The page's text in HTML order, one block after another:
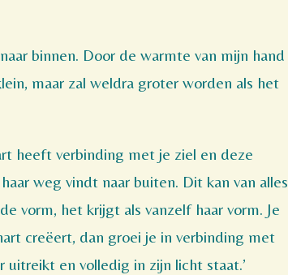
binnen. Door de warmte van mijn hand
maar zal weldra groter worden als het
heeft verbinding met je ziel en deze
weg vindt naar buiten. Dit kan van alles
vorm, het krijgt als vanzelf haar vorm. Je
creëert, dan groei je in verbinding met
en volledig in zijn licht staat.’